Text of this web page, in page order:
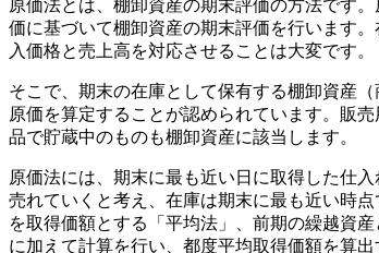
原価法とは、棚卸資産の期末評価の方法です
価に基づいて棚卸資産の期末評価を行います
入価格と売上高を対応させることは大変です。
そこで、期末の在庫として保有する棚卸資産
原価を算定することが認められています。販
品で貯蔵中のものも棚卸資産に該当します。
原価法には、期末に最も近い日に取得した仕
売れていくと考え、在庫は期末に最も近い時
を取得価額とする「平均法」、前期の繰越資
に加えて計算を行い、都度平均取得価額を算